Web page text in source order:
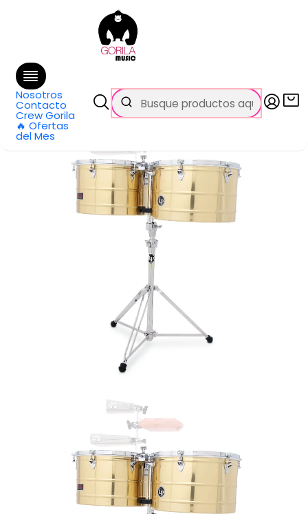
Nosotros
Contacto
Crew Gorila
🔥 Ofertas
del Mes
GRATIS
en Santiago y $99.990 en Regiones
Inicio Todos los productos
Timbales Prestige Thunder 15 y 16 Brass LP1516-B LP